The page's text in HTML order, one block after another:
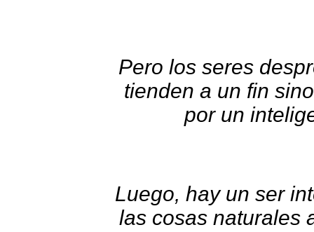
Pero los seres
tienden a un fin
por un
Luego, hay un ser
las cosas naturales